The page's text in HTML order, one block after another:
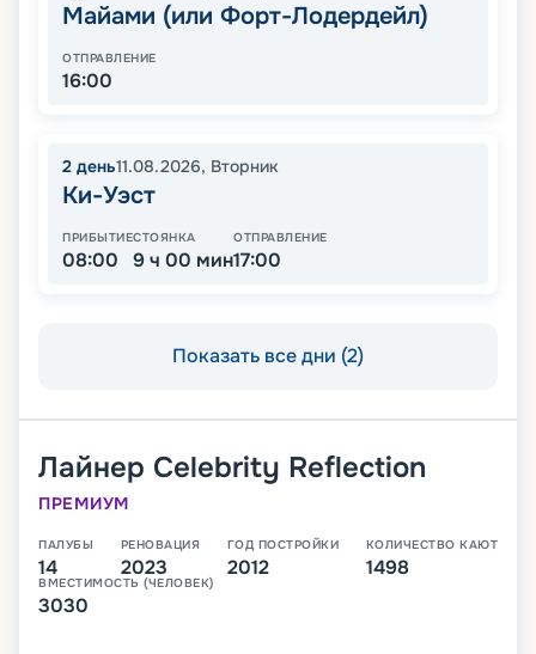
Майами (или Форт-Лодердейл)
ОТПРАВЛЕНИЕ
16:00
2 день11.08.2026, Вторник
Ки-Уэст
ПРИБЫТИЕ
08:00
СТОЯНКА
9 ч 00 мин
ОТПРАВЛЕНИЕ
17:00
Показать все дни (2)
Лайнер Celebrity Reflection
ПРЕМИУМ
ПАЛУБЫ
14
РЕНОВАЦИЯ
2023
ГОД ПОСТРОЙКИ
2012
КОЛИЧЕСТВО КАЮТ
1498
ВМЕСТИМОСТЬ (ЧЕЛОВЕК)
3030